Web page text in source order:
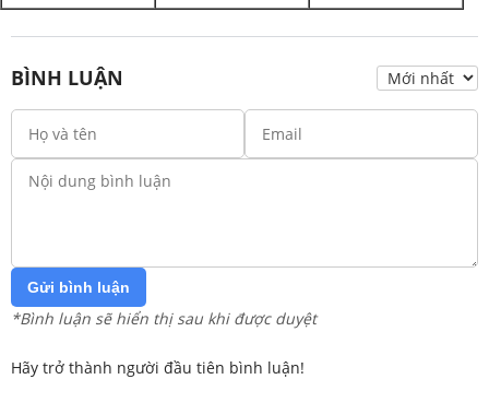
BÌNH LUẬN
Gửi bình luận
*Bình luận sẽ hiển thị sau khi được duyệt
Hãy trở thành người đầu tiên bình luận!